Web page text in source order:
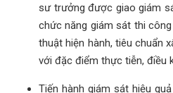
sư trưởng được giao giám
chức năng giám sát thi
thuật hiện hành, tiêu chuẩn
với đặc điểm thực tiễn, điều
Tiến hành giám sát hiệu